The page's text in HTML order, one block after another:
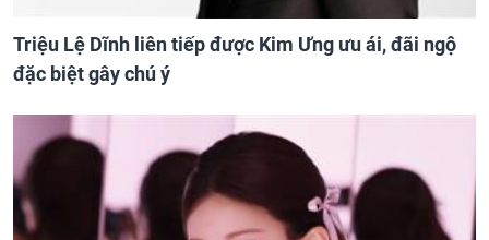
Triệu Lệ Dĩnh liên tiếp được Kim Ưng ưu ái, đãi ngộ
đặc biệt gây chú ý